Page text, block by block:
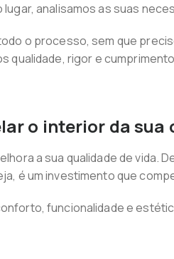
analisamos as suas
o processo, sem que
qualidade, rigor e
o interior da sua
a sua qualidade de vida.
é um investimento que
funcionalidade e